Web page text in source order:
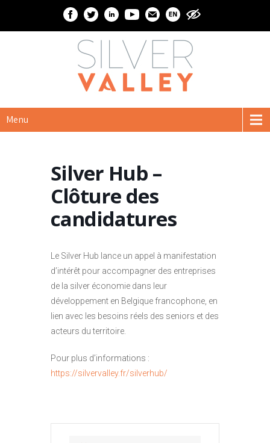
Menu
Silver Hub –
Clôture des
candidatures
Le Silver Hub lance un appel à manifestation
d’intérêt pour accompagner des entreprises
de la silver économie dans leur
développement en Belgique francophone, en
lien avec les besoins réels des seniors et des
acteurs du territoire.
Pour plus d’informations :
https://silvervalley.fr/silverhub/